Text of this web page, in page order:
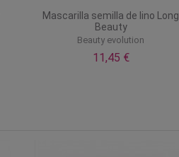
Mascarilla semilla de lino Long
Beauty
Beauty evolution
11,45 €